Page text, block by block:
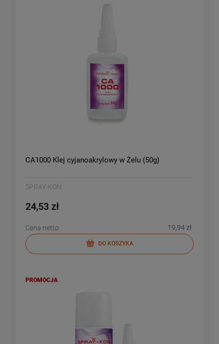
CA1000 Klej cyjanoakrylowy w Żelu (50g)
SPRAY-KON
24,53 zł
Cena netto: 19,94 zł
DO KOSZYKA
PROMOCJA